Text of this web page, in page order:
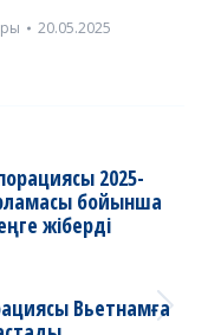
20.05.2025
2025-
бойынша
жіберді
Вьетнамға